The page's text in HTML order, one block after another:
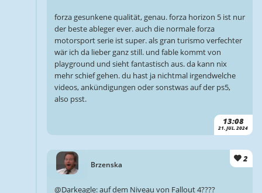
13:08
21. JUL. 2024
forza gesunkene qualität, genau. forza horizon 5 ist nur
der beste ableger ever. auch die normale forza
motorsport serie ist super. als gran turismo verfechter
wär ich da lieber ganz still. und fable kommt von
playground und sieht fantastisch aus. da kann nix
mehr schief gehen. du hast ja nichtmal irgendwelche
videos, ankündigungen oder sonstwas auf der ps5,
also psst.
Brzenska
2
@Darkeagle: auf dem Niveau von Fallout 4????